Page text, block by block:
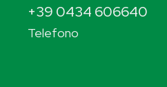
+39 0434 606640
Telefono